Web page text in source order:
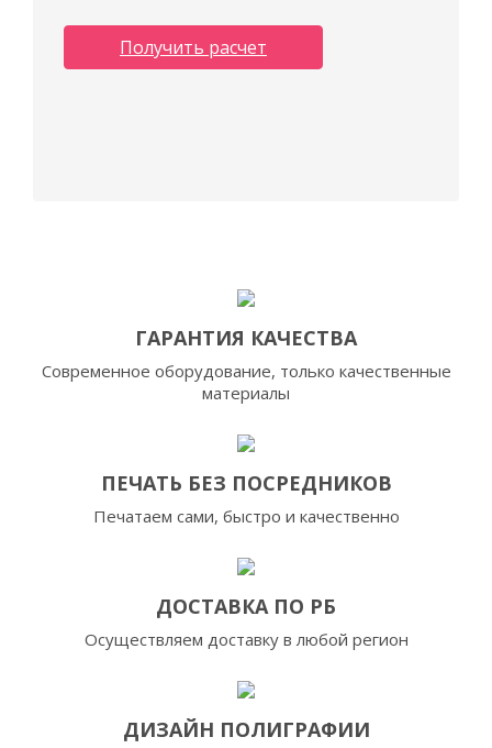
Получить расчет
ГАРАНТИЯ КАЧЕСТВА
Современное оборудование, только качественные
материалы
ПЕЧАТЬ БЕЗ ПОСРЕДНИКОВ
Печатаем сами, быстро и качественно
ДОСТАВКА ПО РБ
Осуществляем доставку в любой регион
ДИЗАЙН ПОЛИГРАФИИ